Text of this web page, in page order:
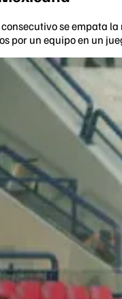
se empata
por un equipo en un